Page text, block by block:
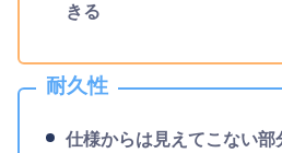
きる
耐久性
仕様からは見えてこない部